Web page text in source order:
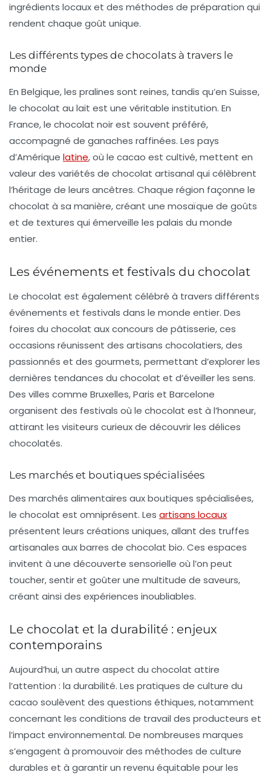
ingrédients locaux et des méthodes de préparation qui
rendent chaque goût unique.
Les différents types de chocolats à travers le
monde
En Belgique, les pralines sont reines, tandis qu’en Suisse,
le chocolat au lait est une véritable institution. En
France, le chocolat noir est souvent préféré,
accompagné de ganaches raffinées. Les pays
d’Amérique latine, où le cacao est cultivé, mettent en
valeur des variétés de chocolat artisanal qui célèbrent
l’héritage de leurs ancêtres. Chaque région façonne le
chocolat à sa manière, créant une mosaïque de goûts
et de textures qui émerveille les palais du monde
entier.
Les événements et festivals du chocolat
Le chocolat est également célébré à travers différents
événements et festivals dans le monde entier. Des
foires du chocolat aux concours de pâtisserie, ces
occasions réunissent des artisans chocolatiers, des
passionnés et des gourmets, permettant d’explorer les
dernières tendances du chocolat et d’éveiller les sens.
Des villes comme Bruxelles, Paris et Barcelone
organisent des festivals où le chocolat est à l’honneur,
attirant les visiteurs curieux de découvrir les délices
chocolatés.
Les marchés et boutiques spécialisées
Des marchés alimentaires aux boutiques spécialisées,
le chocolat est omniprésent. Les artisans locaux
présentent leurs créations uniques, allant des truffes
artisanales aux barres de chocolat bio. Ces espaces
invitent à une découverte sensorielle où l’on peut
toucher, sentir et goûter une multitude de saveurs,
créant ainsi des expériences inoubliables.
Le chocolat et la durabilité : enjeux
contemporains
Aujourd’hui, un autre aspect du chocolat attire
l’attention : la durabilité. Les pratiques de culture du
cacao soulèvent des questions éthiques, notamment
concernant les conditions de travail des producteurs et
l’impact environnemental. De nombreuses marques
s’engagent à promouvoir des méthodes de culture
durables et à garantir un revenu équitable pour les